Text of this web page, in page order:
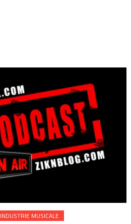
INDUSTRIE MUSICALE